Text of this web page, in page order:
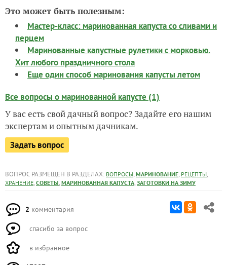
Это может быть полезным:
Мастер-класс: маринованная капуста со сливами и
перцем
Маринованные капустные рулетики с морковью.
Хит любого праздничного стола
Еще один способ маринования капусты летом
Все вопросы о маринованной капусте (1)
У вас есть свой дачный вопрос? Задайте его нашим
экспертам и опытным дачникам.
Задать вопрос
ВОПРОС РАЗМЕЩЕН В РАЗДЕЛАХ: ВОПРОСЫ, МАРИНОВАНИЕ, РЕЦЕПТЫ,
ХРАНЕНИЕ, СОВЕТЫ, МАРИНОВАННАЯ КАПУСТА, ЗАГОТОВКИ НА ЗИМУ
2 комментария
спасибо за вопрос
в избранное